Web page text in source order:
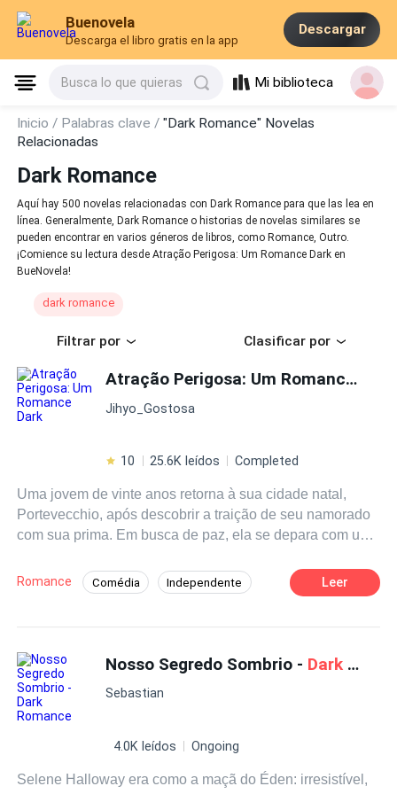
Buenovela
Descarga el libro gratis en la app
Descargar
Busca lo que quieras Mi biblioteca
Inicio / Palabras clave /"Dark Romance" Novelas
Relacionadas
Dark Romance
Aquí hay 500 novelas relacionadas con Dark Romance para que las lea en
línea. Generalmente, Dark Romance o historias de novelas similares se
pueden encontrar en varios géneros de libros, como Romance, Outro.
¡Comience su lectura desde Atração Perigosa: Um Romance Dark en
BueNovela!
dark romance
Filtrar por Clasificar por
Atração Perigosa: Um Romance Dark
Jihyo_Gostosa
10 25.6K leídos Completed
Uma jovem de vinte anos retorna à sua cidade natal,
Portevecchio, após descobrir a traição de seu namorado
com sua prima. Em busca de paz, ela se depara com um
cidade com crueldade. Ele vê o amor como uma
fraqueza, mas algo na jovem garota desperta emoções
florescer em um coração tão árido? Ou será que ela
conseguirá aceitar a verdadeira e aterrorizante natureza
deste homem? Mergulhe nesta história sombria e
descubra os segredos que se escondem nas sombras de
Romance Comédia Independente Leer
Nosso Segredo Sombrio - Dark Romance
Sebastian
4.0K leídos Ongoing
Selene Halloway era como a maçã do Éden: irresistível,